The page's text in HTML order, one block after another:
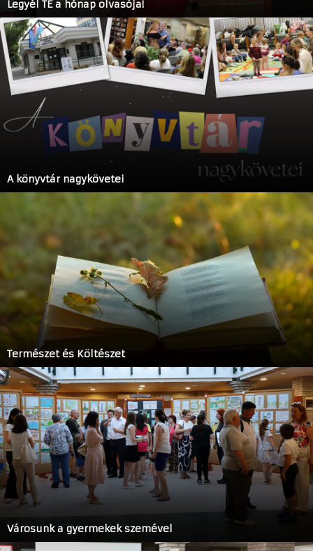
Legyél TE a hónap olvasója!
A könyvtár nagykövetei
Természet és Költészet
Városunk a gyermekek szemével